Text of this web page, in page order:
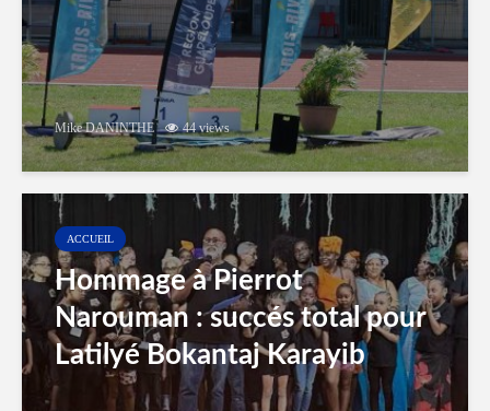
Mike DANINTHE 44 views
ACCUEIL
Hommage à Pierrot
Narouman : succés total pour
Latilyé Bokantaj Karayib